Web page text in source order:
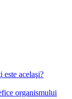
acelaşi?
organismului